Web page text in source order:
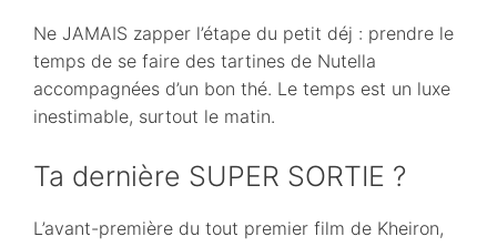
Ne JAMAIS zapper l’étape du petit déj : prendre le
temps de se faire des tartines de Nutella
accompagnées d’un bon thé. Le temps est un luxe
inestimable, surtout le matin.
Ta dernière SUPER SORTIE ?
L’avant-première du tout premier film de Kheiron,